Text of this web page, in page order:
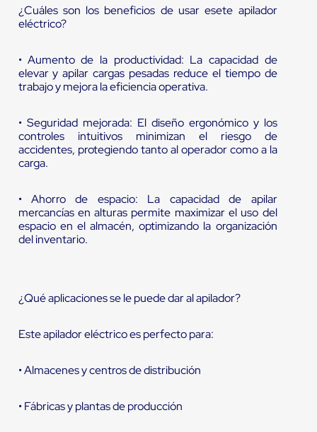
¿Cuáles son los beneficios de usar esete apilador
eléctrico?
• Aumento de la productividad: La capacidad de
elevar y apilar cargas pesadas reduce el tiempo de
trabajo y mejora la eficiencia operativa.
• Seguridad mejorada: El diseño ergonómico y los
controles intuitivos minimizan el riesgo de
accidentes, protegiendo tanto al operador como a la
carga.
• Ahorro de espacio: La capacidad de apilar
mercancías en alturas permite maximizar el uso del
espacio en el almacén, optimizando la organización
del inventario.
¿Qué aplicaciones se le puede dar al apilador?
Este apilador eléctrico es perfecto para:
• Almacenes y centros de distribución
• Fábricas y plantas de producción